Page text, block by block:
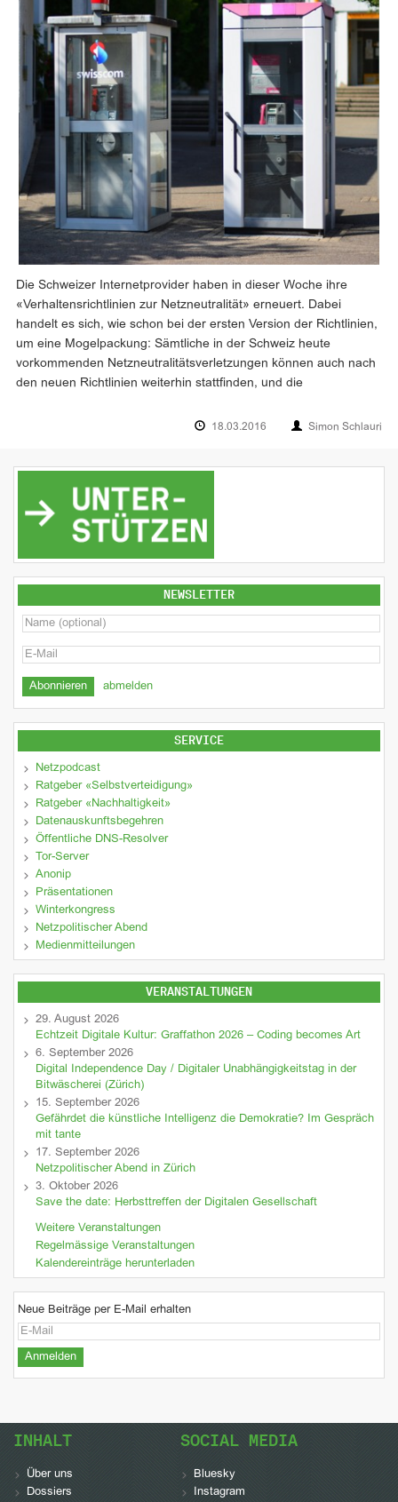
Die Schweizer Internetprovider haben in dieser Woche ihre
«Verhaltensrichtlinien zur Netzneutralität» erneuert. Dabei
handelt es sich, wie schon bei der ersten Version der Richtlinien,
um eine Mogelpackung: Sämtliche in der Schweiz heute
vorkommenden Netzneutralitätsverletzungen können auch nach
den neuen Richtlinien weiterhin stattfinden, und die
18.03.2016 Simon Schlauri
NEWSLETTER
abmelden
SERVICE
Netzpodcast
Ratgeber «Selbstverteidigung»
Ratgeber «Nachhaltigkeit»
Datenauskunftsbegehren
Öffentliche DNS-Resolver
Tor-Server
Anonip
Präsentationen
Winterkongress
Netzpolitischer Abend
Medienmitteilungen
VERANSTALTUNGEN
29. August 2026
Echtzeit Digitale Kultur: Graffathon 2026 – Coding becomes Art
6. September 2026
Digital Independence Day / Digitaler Unabhängigkeitstag in der
Bitwäscherei (Zürich)
15. September 2026
Gefährdet die künstliche Intelligenz die Demokratie? Im Gespräch
mit tante
17. September 2026
Netzpolitischer Abend in Zürich
3. Oktober 2026
Save the date: Herbsttreffen der Digitalen Gesellschaft
Weitere Veranstaltungen
Regelmässige Veranstaltungen
Kalendereinträge herunterladen
Neue Beiträge per E-Mail erhalten
INHALT
Über uns
Dossiers
SOCIAL MEDIA
Bluesky
Instagram